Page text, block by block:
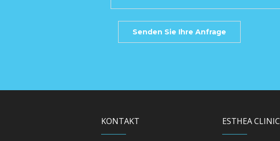
KONTAKT ESTHEA CLINIC